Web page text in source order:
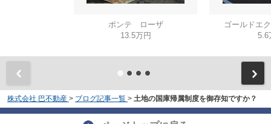
ポンテ ローザ
13.5万円
ゴールドエ
5.6
株式会社 巴不動産 > ブログ記事一覧 > 土地の国庫帰属制度を御存知ですか？